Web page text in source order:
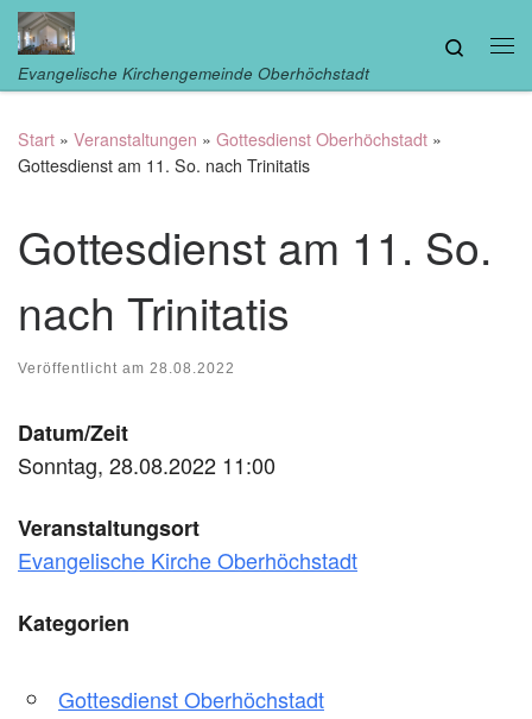
Zum Inhalt springen
Evangelische Kirchengemeinde Oberhöchstadt
Search
Start » Veranstaltungen » Gottesdienst Oberhöchstadt »
Gottesdienst am 11. So. nach Trinitatis
Gottesdienst am 11. So.
nach Trinitatis
Veröffentlicht am 28.08.2022
Datum/Zeit
Sonntag, 28.08.2022 11:00
Veranstaltungsort
Evangelische Kirche Oberhöchstadt
Kategorien
Gottesdienst Oberhöchstadt